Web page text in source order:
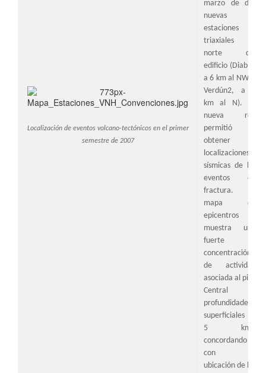
Localización de eventos volcano-tectónicos en el primer
semestre de 2007
marzo de dos
nuevas
estaciones
triaxiales al
norte del
edificio (Diablo,
a 6 km al NW, y
Verdún2, a 5
km al N). La
nueva red
permitió
obtener
localizaciones
sísmicas de los
eventos de
fractura. El
mapa de
epicentros
muestra una
fuerte
concentración
de actividad
asociada al pico
Central a
profundidades
superficiales (<
5 km),
concordando
con la
ubicación de las